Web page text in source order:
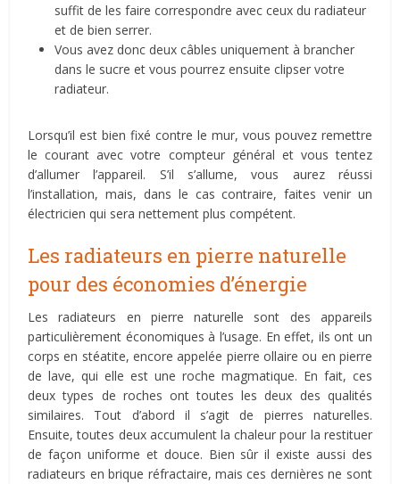
suffit de les faire correspondre avec ceux du radiateur
et de bien serrer.
Vous avez donc deux câbles uniquement à brancher
dans le sucre et vous pourrez ensuite clipser votre
radiateur.
Lorsqu’il est bien fixé contre le mur, vous pouvez remettre
le courant avec votre compteur général et vous tentez
d’allumer l’appareil. S’il s’allume, vous aurez réussi
l’installation, mais, dans le cas contraire, faites venir un
électricien qui sera nettement plus compétent.
Les radiateurs en pierre naturelle
pour des économies d’énergie
Les radiateurs en pierre naturelle sont des appareils
particulièrement économiques à l’usage. En effet, ils ont un
corps en stéatite, encore appelée pierre ollaire ou en pierre
de lave, qui elle est une roche magmatique. En fait, ces
deux types de roches ont toutes les deux des qualités
similaires. Tout d’abord il s’agit de pierres naturelles.
Ensuite, toutes deux accumulent la chaleur pour la restituer
de façon uniforme et douce. Bien sûr il existe aussi des
radiateurs en brique réfractaire, mais ces dernières ne sont